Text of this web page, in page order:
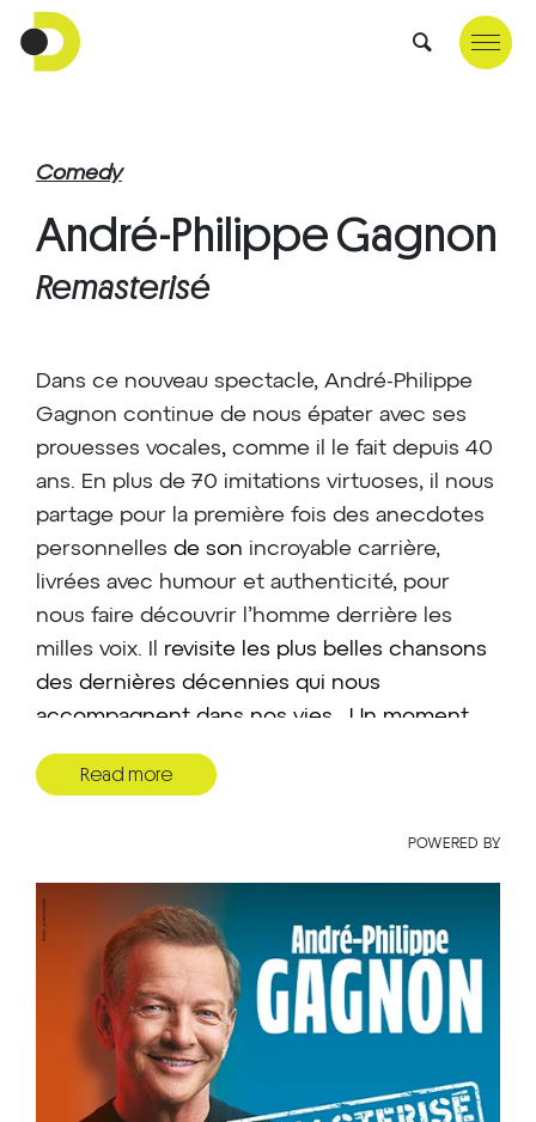
POWERED BY
André-Philippe Gagnon
Remasterisé
Comedy
Dans ce nouveau spectacle, André-Philippe
Gagnon continue de nous épater avec ses
prouesses vocales, comme il le fait depuis 40
ans. En plus de 70 imitations virtuoses, il nous
partage pour la première fois des anecdotes
personnelles de son incroyable carrière,
livrées avec humour et authenticité, pour
nous faire découvrir l’homme derrière les
milles voix. Il revisite les plus belles chansons
des dernières décennies qui nous
accompagnent dans nos vies.
Un moment
unique, haut en rire, en émotion et en
musique !
Le spectacle est complet ou vous ne trouvez
pas de sièges qui vous intéressent? Inscrivez-
vous à notre liste d’attente en cliquant sur le
lien suivant:
https://forms.office.com/r/LFbtsbxTxy
Read more